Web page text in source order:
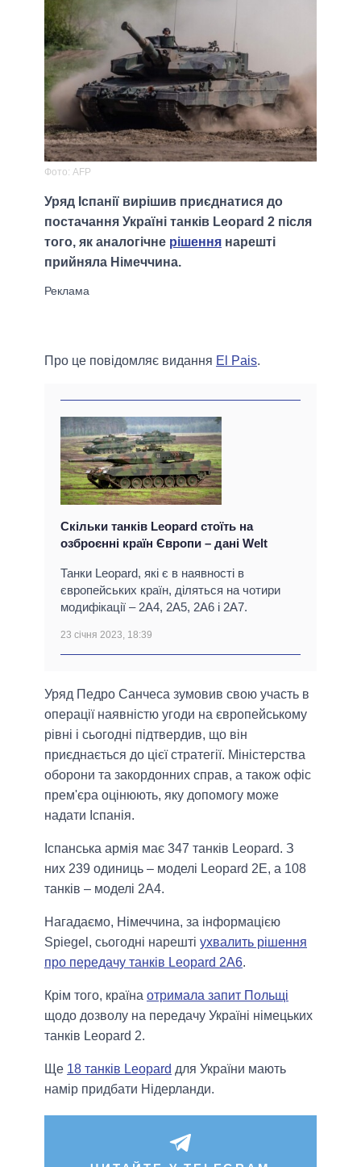
Фото: AFP
Уряд Іспанії вирішив приєднатися до
постачання Україні танків Leopard 2 після
того, як аналогічне рішення нарешті
прийняла Німеччина.
Про це повідомляє видання El Pais.
Скільки танків Leopard стоїть на
озброєнні країн Європи – дані Welt
Танки Leopard, які є в наявності в
європейських країн, діляться на чотири
модифікації – 2A4, 2A5, 2A6 і 2A7.
23 січня 2023, 18:39
Уряд Педро Санчеса зумовив свою участь в
операції наявністю угоди на європейському
рівні і сьогодні підтвердив, що він
приєднається до цієї стратегії. Міністерства
оборони та закордонних справ, а також офіс
прем'єра оцінюють, яку допомогу може
надати Іспанія.
Іспанська армія має 347 танків Leopard. З
них 239 одиниць – моделі Leopard 2E, а 108
танків – моделі 2A4.
Нагадаємо, Німеччина, за інформацією
Spiegel, сьогодні нарешті ухвалить рішення
про передачу танків Leopard 2A6.
Крім того, країна отримала запит Польщі
щодо дозволу на передачу Україні німецьких
танків Leopard 2.
Ще 18 танків Leopard для України мають
намір придбати Нідерланди.